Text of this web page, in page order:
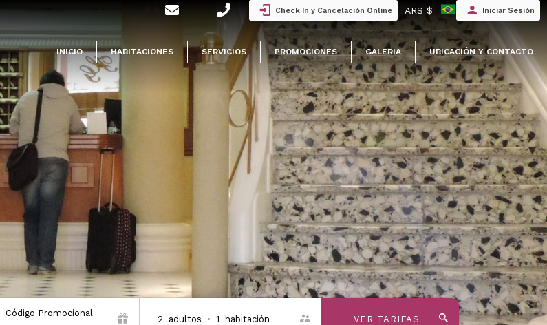
INICIO HABITACIONES SERVICIOS PROMOCIONES GALERIA UBICACIÓN Y CONTACTO
Check In y Cancelación Online ARS $ Iniciar Sesión
Código Promocional
2 adultos • 1 habitación VER TARIFAS